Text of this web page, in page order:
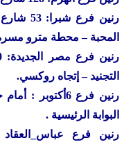
رنين
فرع
المحبة – محطة مترو
رنين
التجنيد – إتجاه روكسي.
رنين
البوابة الرئيسية .
رنين